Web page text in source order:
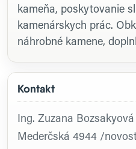
Kontakt
Ing. Zuzana
Mederčská 4944 /
kameňa, poskytovanie
kamenárskych prác.
náhrobné kamene,